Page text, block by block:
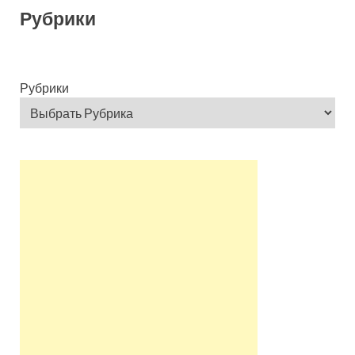
Рубрики
Рубрики